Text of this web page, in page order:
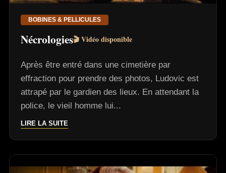
BOBINES & PELLICULES
Nécrologies🎬 Vidéo disponible
Après être entré dans une cimetière par
effraction pour prendre des photos, Ludovic est
attrapé par le gardien des lieux. En attendant la
police, le vieil homme lui...
LIRE LA SUITE